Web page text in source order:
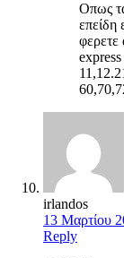
Οπως
επείδη
φερετε
express
irlandos
13 Μαρτίου
Reply